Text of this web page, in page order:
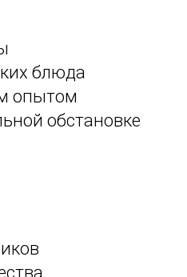
блюда
опытом
обстановке